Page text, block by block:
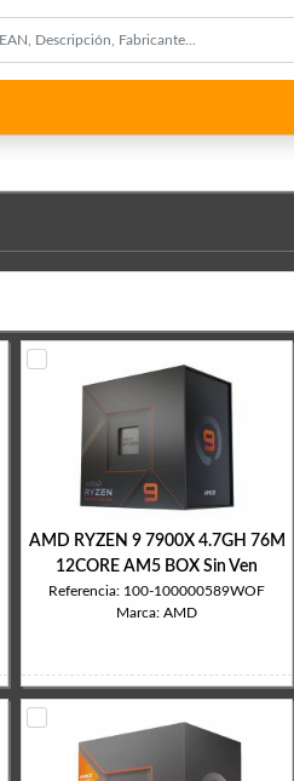
AMD RYZEN 9 7900X 4.7GH 76M
12CORE AM5 BOX Sin Ven
Referencia: 100-100000589WOF
Marca: AMD